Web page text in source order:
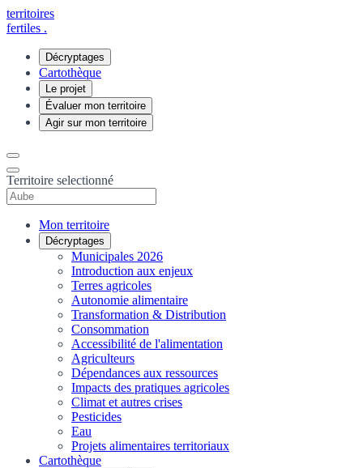
territoires
fertiles .
Décryptages
Cartothèque
Le projet
Évaluer mon territoire
Agir sur mon territoire
Territoire selectionné
Mon territoire
Décryptages
Municipales 2026
Introduction aux enjeux
Terres agricoles
Autonomie alimentaire
Transformation & Distribution
Consommation
Accessibilité de l'alimentation
Agriculteurs
Dépendances aux ressources
Impacts des pratiques agricoles
Climat et autres crises
Pesticides
Eau
Projets alimentaires territoriaux
Cartothèque